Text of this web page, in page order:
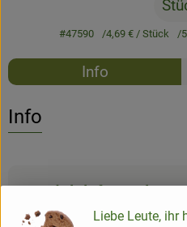
#47590 4,69 € / Stück
Info
Info
Produktinformationen
Liebe Leute, ihr